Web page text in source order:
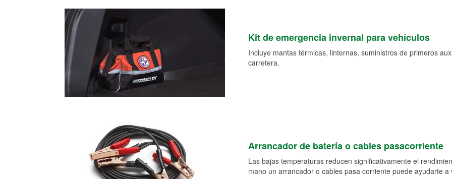
Kit de emergencia invernal para vehículos
Incluye mantas térmicas, linternas, suministros de primeros
carretera.
Arrancador de batería o cables pasacorriente
Las bajas temperaturas reducen significativamente el
mano un arrancador o cables pasa corriente puede ayudarte